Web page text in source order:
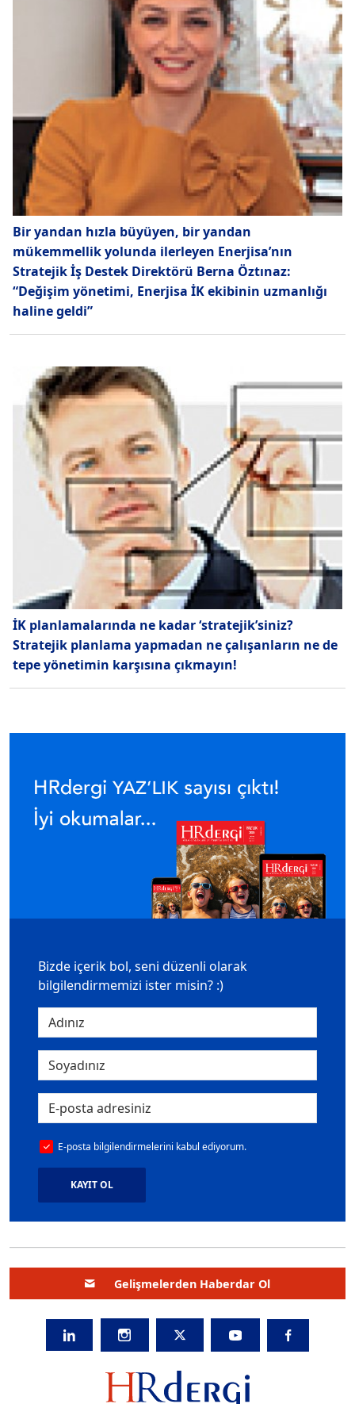
Bir yandan hızla büyüyen, bir yandan
mükemmellik yolunda ilerleyen Enerjisa’nın
Stratejik İş Destek Direktörü Berna Öztınaz:
“Değişim yönetimi, Enerjisa İK ekibinin uzmanlığı
haline geldi”
İK planlamalarında ne kadar ‘stratejik’siniz?
Stratejik planlama yapmadan ne çalışanların ne de
tepe yönetimin karşısına çıkmayın!
Bizde içerik bol, seni düzenli olarak
bilgilendirmemizi ister misin? :)
E-posta bilgilendirmelerini kabul ediyorum.
KAYIT OL
Gelişmelerden Haberdar Ol